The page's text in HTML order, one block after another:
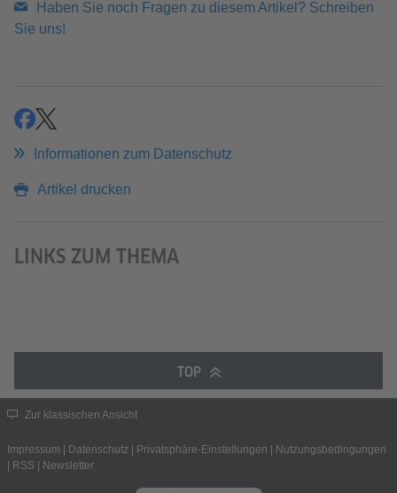
Haben Sie noch Fragen zu diesem Artikel? Schreiben
Sie uns!
teilenteilen
Informationen zum Datenschutz
Artikel drucken
LINKS ZUM THEMA
TOP
Zur klassischen Ansicht
Impressum Datenschutz Privatsphäre-Einstellungen
Nutzungsbedingungen
RSS Newsletter